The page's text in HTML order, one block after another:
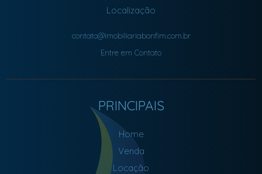
Localização
contato@imobiliariabonfim.com.br
Entre em Contato
PRINCIPAIS
Home
Venda
Locação